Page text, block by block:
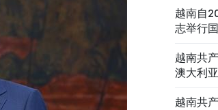
越南自
志举行
越南共
澳大利
越南共